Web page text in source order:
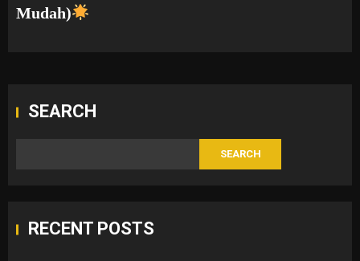
Mudah)
SEARCH
SEARCH
RECENT POSTS